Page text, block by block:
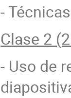
-
Clase 2
- Uso de